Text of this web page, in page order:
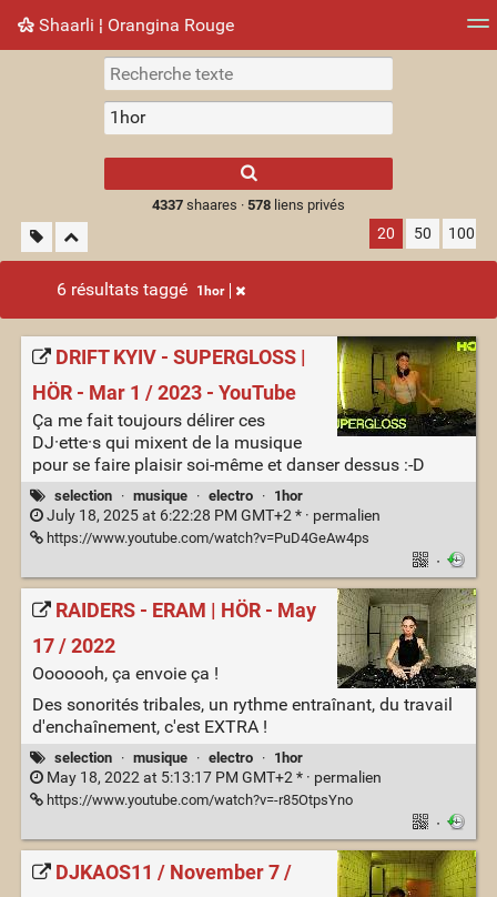
Shaarli ¦ Orangina Rouge
Nuage de tags Mur d'images
results.
4337shaares · 578liens privés
20 50 100
6 résultats taggé 1hor
DRIFT KYIV - SUPERGLOSS |
HÖR - Mar 1 / 2023 - YouTube
Ça me fait toujours délirer ces
DJ·ette·s qui mixent de la musique
pour se faire plaisir soi-même et danser dessus :-D
selection · musique · electro · 1hor
July 18, 2025 at 6:22:28 PM GMT+2 * · permalien
https://www.youtube.com/watch?v=PuD4GeAw4ps
·
RAIDERS - ERAM | HÖR - May
17 / 2022
Ooooooh, ça envoie ça !
Des sonorités tribales, un rythme entraînant, du travail
d'enchaînement, c'est EXTRA !
selection · musique · electro · 1hor
May 18, 2022 at 5:13:17 PM GMT+2 * · permalien
https://www.youtube.com/watch?v=-r85OtpsYno
·
DJKAOS11 / November 7 /